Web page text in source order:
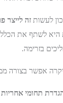
לעשות זה לייצר
בזרימה.
אפשר בצורה
תחומי אחריות